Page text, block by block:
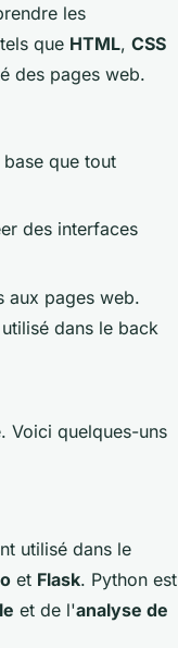
les
tels que HTML, CSS
des pages web.
que tout
des interfaces
aux pages web.
dans le back
Voici quelques-uns
utilisé dans le
et Flask. Python est
et de l'analyse de